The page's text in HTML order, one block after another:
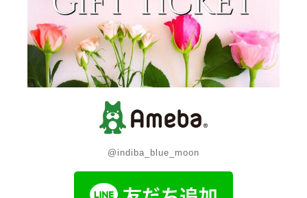
@indiba_blue_moon